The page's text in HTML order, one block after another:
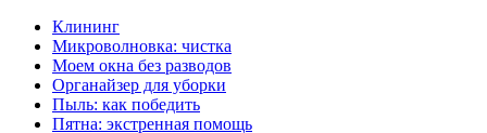
Клининг
Микроволновка: чистка
Моем окна без разводов
Органайзер для уборки
Пыль: как победить
Пятна: экстренная помощь